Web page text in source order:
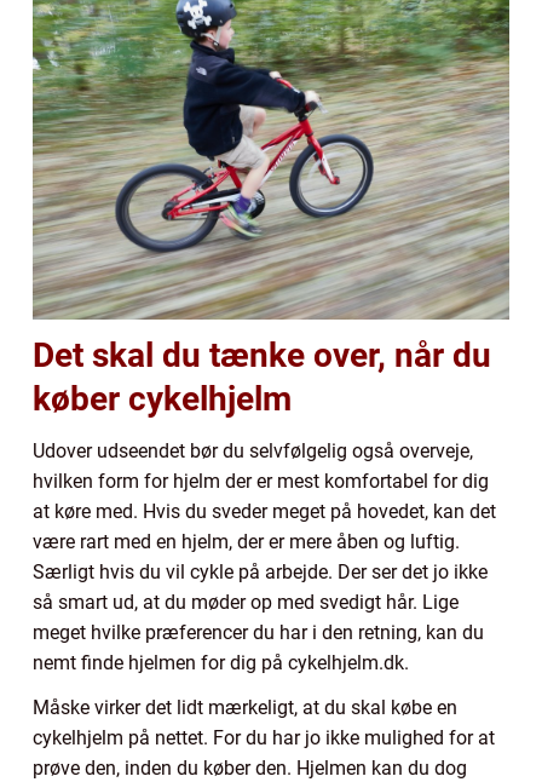
Det skal du tænke over, når du
køber cykelhjelm
Udover udseendet bør du selvfølgelig også overveje,
hvilken form for hjelm der er mest komfortabel for dig
at køre med. Hvis du sveder meget på hovedet, kan det
være rart med en hjelm, der er mere åben og luftig.
Særligt hvis du vil cykle på arbejde. Der ser det jo ikke
så smart ud, at du møder op med svedigt hår. Lige
meget hvilke præferencer du har i den retning, kan du
nemt finde hjelmen for dig på cykelhjelm.dk.
Måske virker det lidt mærkeligt, at du skal købe en
cykelhjelm på nettet. For du har jo ikke mulighed for at
prøve den, inden du køber den. Hjelmen kan du dog